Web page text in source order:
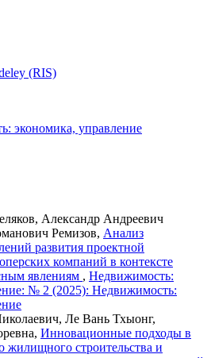
(RIS)
экономика, управление
Александр Андреевич
Ремизов, Анализ
развития проектной
компаний в контексте
явлениям , Недвижимость:
№ 2 (2025): Недвижимость:
Ле Вань Тхыонг,
Инновационные подходы в
жилищного строительства и